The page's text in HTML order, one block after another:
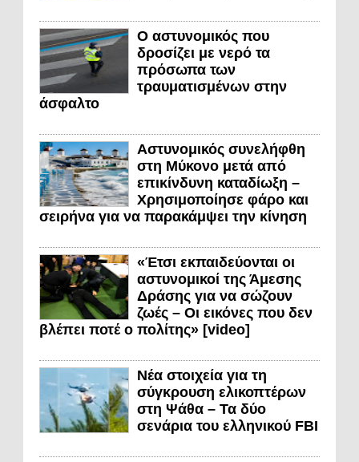
Ο αστυνομικός που
δροσίζει με νερό τα
πρόσωπα των
τραυματισμένων στην
άσφαλτο
Αστυνομικός συνελήφθη
στη Μύκονο μετά από
επικίνδυνη καταδίωξη –
Χρησιμοποίησε φάρο και
σειρήνα για να παρακάμψει την κίνηση
«Έτσι εκπαιδεύονται οι
αστυνομικοί της Άμεσης
Δράσης για να σώζουν
ζωές – Οι εικόνες που δεν
βλέπει ποτέ ο πολίτης» [video]
Νέα στοιχεία για τη
σύγκρουση ελικοπτέρων
στη Ψάθα – Τα δύο
σενάρια του ελληνικού FBI